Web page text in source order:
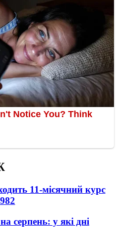
11-місячний курс
серпень: у які дні